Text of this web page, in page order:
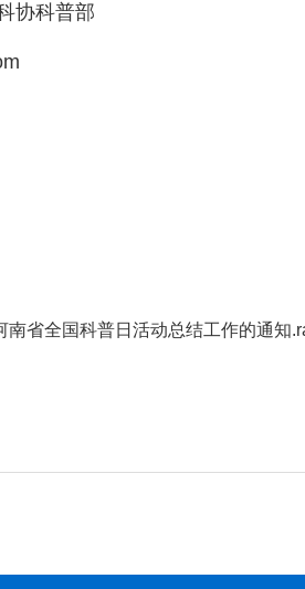
协科普部
省全国科普日活动总结工作的通知